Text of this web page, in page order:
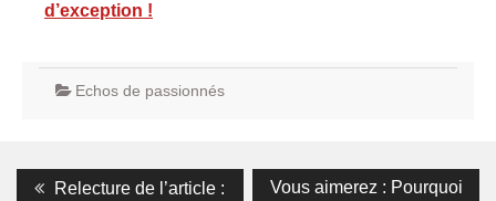
d’exception !
Echos de passionnés
Navigation
Previous
Relecture de l’article :
Next
Vous aimerez : Pourquoi